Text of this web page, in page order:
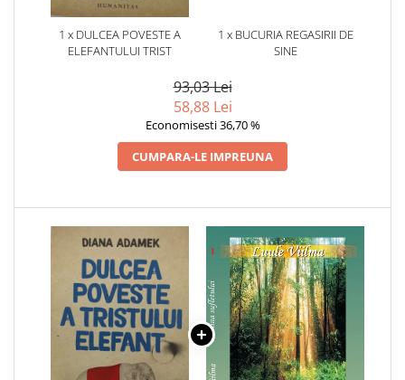
1 x DULCEA POVESTE A
ELEFANTULUI TRIST
1 x BUCURIA REGASIRII DE
SINE
93,03 Lei
58,88 Lei
Economisesti 36,70 %
CUMPARA-LE IMPREUNA